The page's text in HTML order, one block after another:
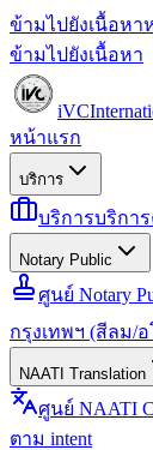
ข้ามไปยังเนื้อหา
ข้ามไปยังเนื้อหา
iVC
หน้าแรก
บริการ
บริการบริกา
Notary Public
ศูนย์ Notary
กรุงเทพฯ (สีลม/
NAATI Translation
ศูนย์ NAATI
ตาม intent